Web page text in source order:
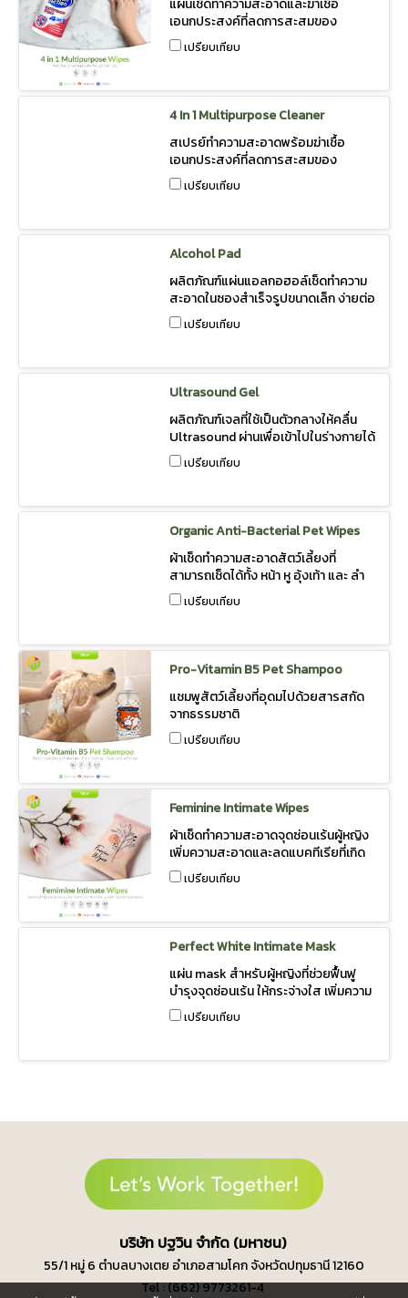
แผ่นเช็ดทำความสะอาดและฆ่าเชื้อ
เอนกประสงค์ที่ลดการสะสมของ
แบคทีเรียบนพื้นผิวโดยไม่ต้องล้างออก
ไม่ทิ้งคราบเหนียวเหนอะหนะ สูตร Anti-
เปรียบเทียบ
4 In 1 Multipurpose Cleaner
สเปรย์ทำความสะอาดพร้อมฆ่าเชื้อ
เอนกประสงค์ที่ลดการสะสมของ
แบคทีเรียบนพื้นผิว และคราบมันที่เกาะ
ติดบนพื้นผิว
เปรียบเทียบ
Alcohol Pad
ผลิตภัณฑ์แผ่นแอลกอฮอล์เช็ดทำความ
สะอาดในซองสำเร็จรูปขนาดเล็ก ง่ายต่อ
การใช้งาน พกพาสะดวก
เปรียบเทียบ
Ultrasound Gel
ผลิตภัณฑ์เจลที่ใช้เป็นตัวกลางให้คลื่น
Ultrasound ผ่านเพื่อเข้าไปในร่างกายได้
โดยเนื้อเจล
เปรียบเทียบ
Organic Anti-Bacterial Pet Wipes
ผ้าเช็ดทำความสะอาดสัตว์เลี้ยงที่
สามารถเช็ดได้ทั้ง หน้า หู อุ้งเท้า และ ลำ
ตัว สูตร Anti-Bacteria ปราศจาก
Alcohol และ Paraben
เปรียบเทียบ
Pro-Vitamin B5 Pet Shampoo
แชมพูสัตว์เลี้ยงที่อุดมไปด้วยสารสกัด
จากธรรมชาติ
เปรียบเทียบ
Feminine Intimate Wipes
ผ้าเช็ดทำความสะอาดจุดซ่อนเร้นผู้หญิง
เพิ่มความสะอาดและลดแบคทีเรียที่เกิด
ขึ้นระหว่างวันหรือช่วงประจำเดือน ด้วย
สูตรที่อ่อนโยนและ มีค่า pH ที่ใกล้เคียง
เปรียบเทียบ
Perfect White Intimate Mask
แผ่น mask สำหรับผู้หญิงที่ช่วยฟื้นฟู
บำรุงจุดซ่อนเร้น ให้กระจ่างใส เพิ่มความ
ชุ่มชื้น ทำให้ผิวนุ่มและเรียบเนียน แลดู
เปล่งปลั่งสุขภาพดี
เปรียบเทียบ
บริษัท ปฐวิน จำกัด (มหาชน)
55/1 หมู่ 6 ตำบลบางเตย อำเภอสามโคก จังหวัดปทุมธานี 12160
Tel : (662) 9773261-4